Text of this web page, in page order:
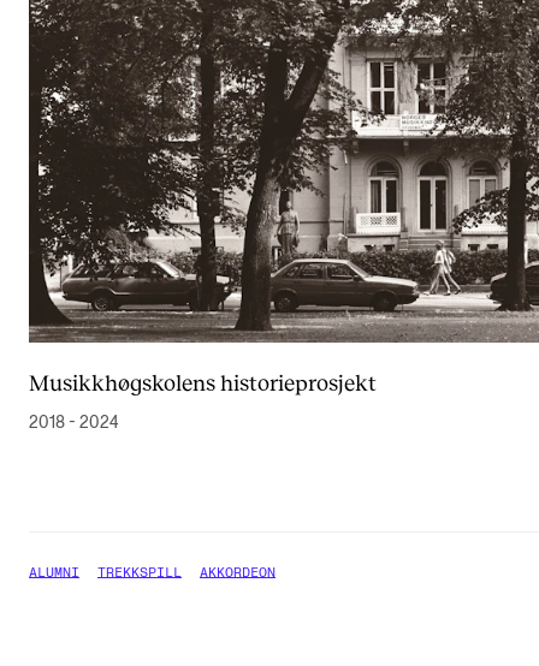
Musikkhøgskolens historieprosjekt
2018 - 2024
ALUMNI TREKKSPILL AKKORDEON